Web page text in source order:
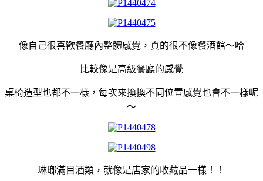
像自己很喜歡餐廳內整體感覺，真的很不像餐酒館～哈
比較像是高級餐廳的感覺
桌椅造型也都不一樣，每次來換換不同位置感覺也會不一樣呢
～
琳瑯滿目酒類，就像是店家的收藏品一樣！！